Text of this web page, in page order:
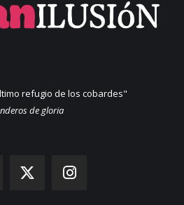
refugio de los cobardes"
de gloria